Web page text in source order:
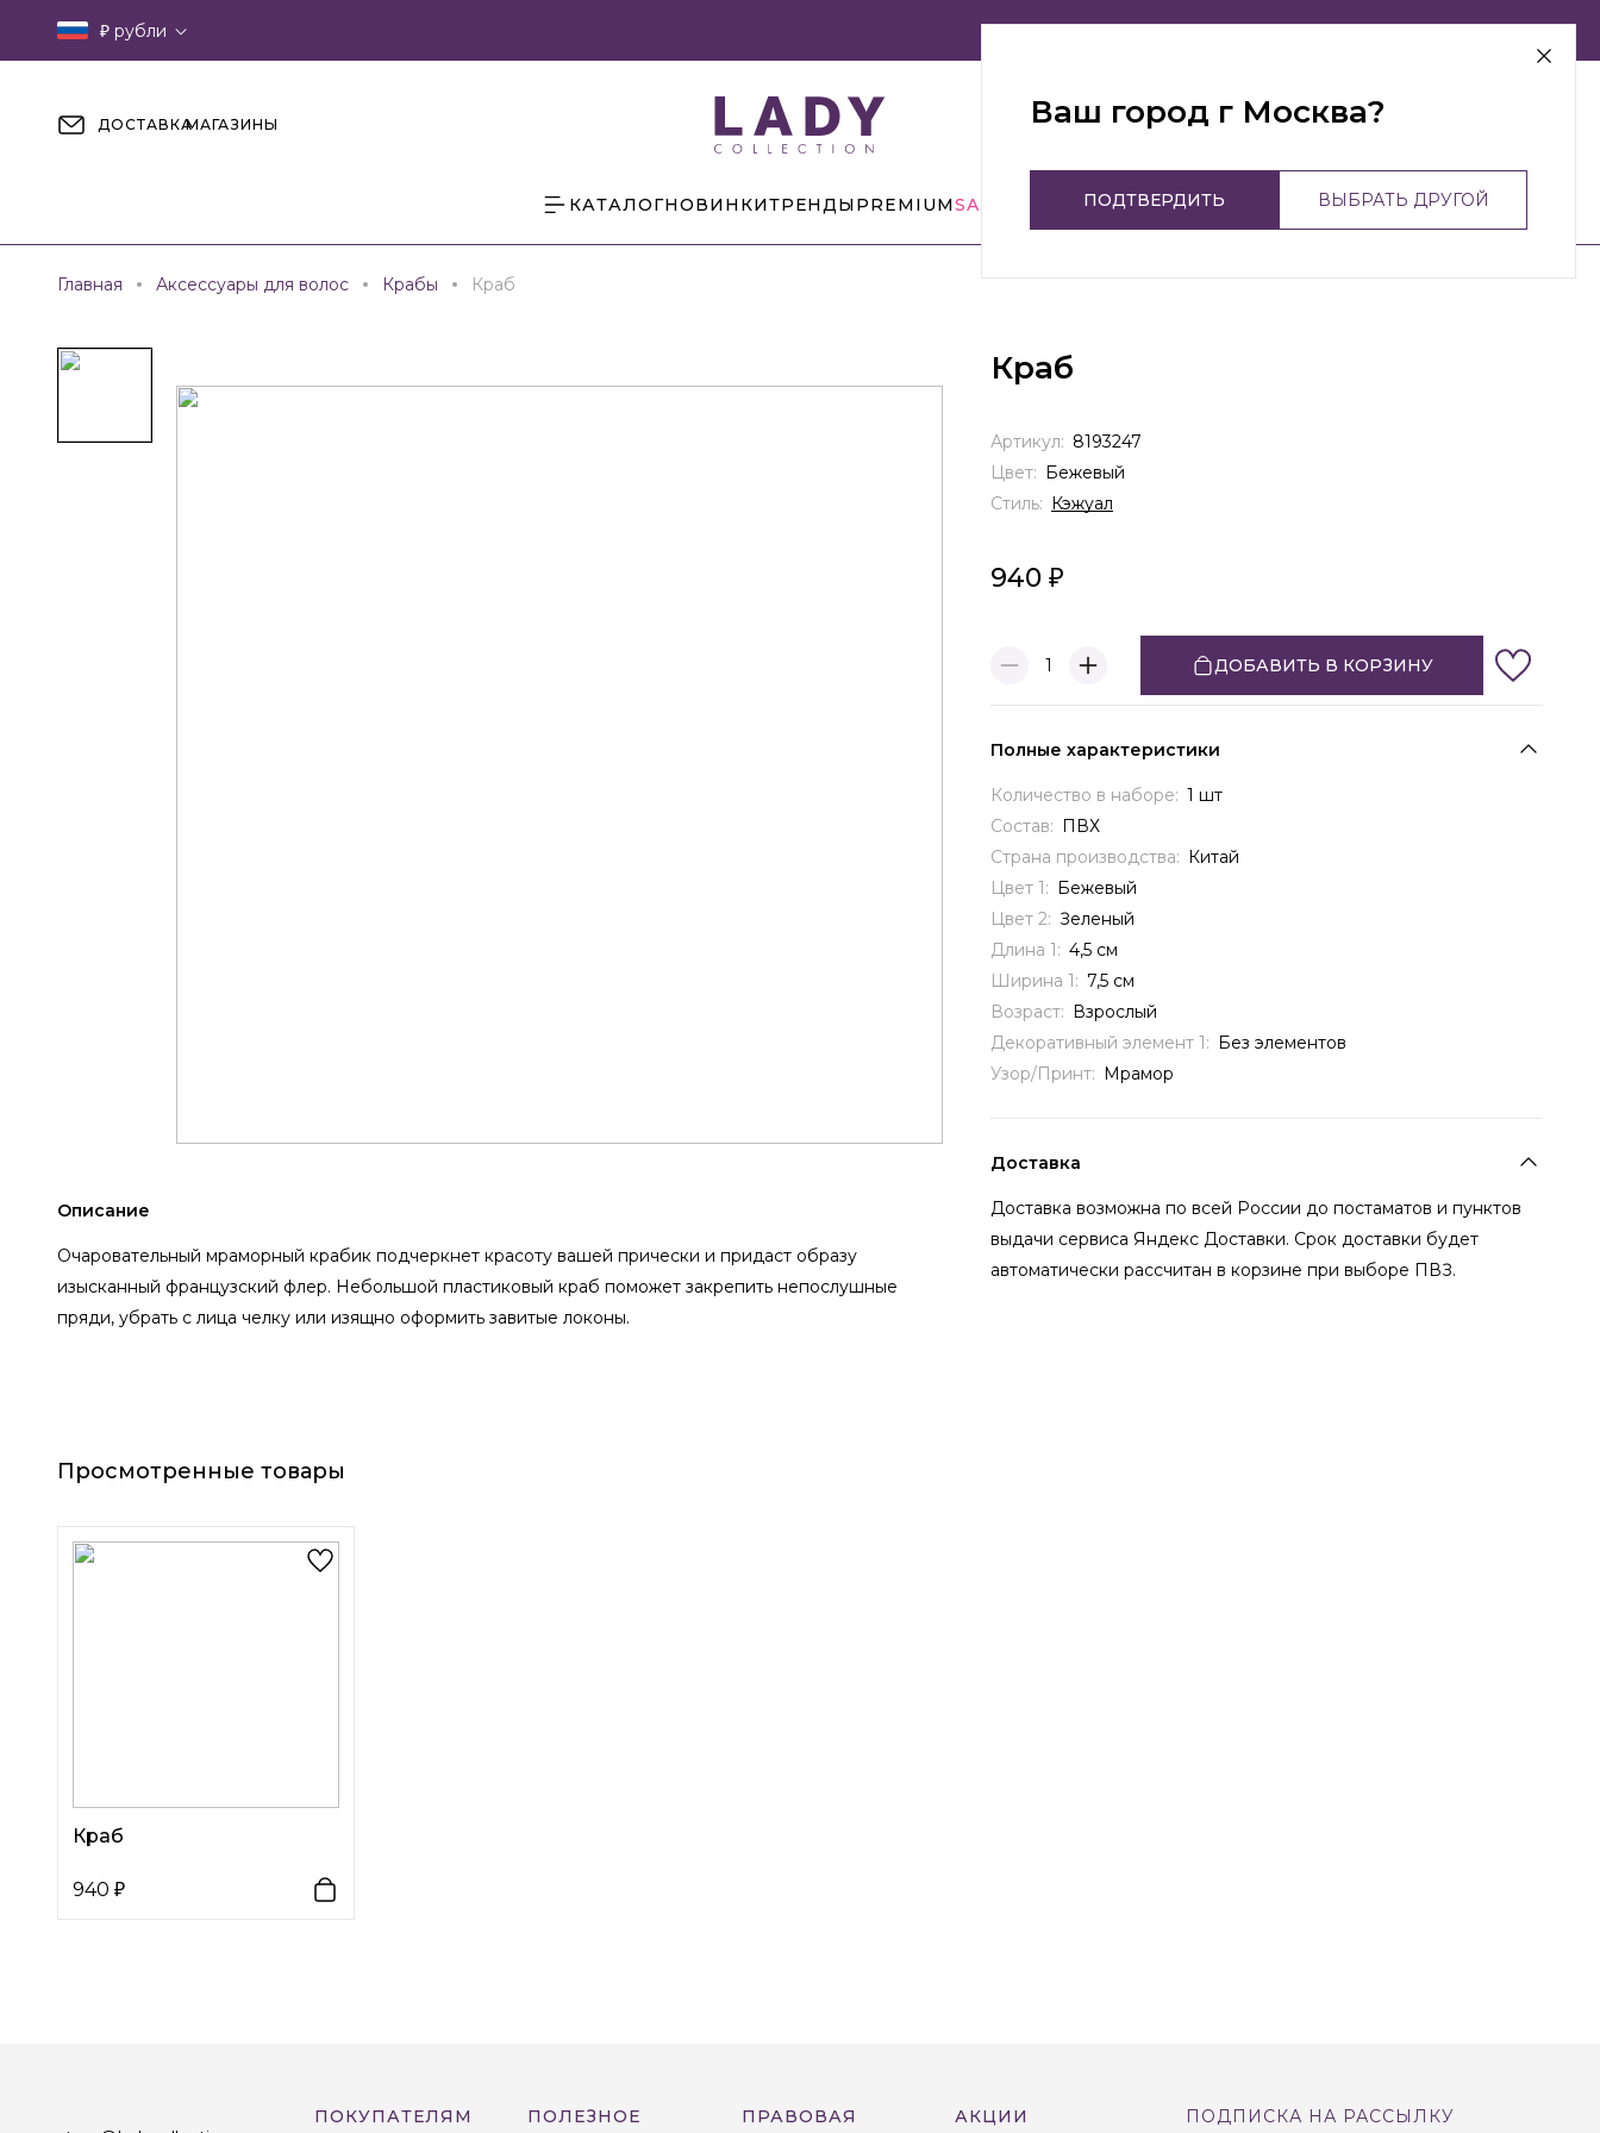
₽ рубли г Москва
ДОСТАВКАМАГАЗИНЫ
КАТАЛОГНОВИНКИТРЕНДЫ PREMIUMSALE
Главная Аксессуары для волос Крабы Краб
Описание
Очаровательный мраморный крабик подчеркнет красоту вашей прически и придаст образу
изысканный французский флер. Небольшой пластиковый краб поможет закрепить непослушные
пряди, убрать с лица челку или изящно оформить завитые локоны.
Краб
940
1 ДОБАВИТЬ В КОРЗИНУ
Артикул: 8193247
Цвет: Бежевый
Стиль: Кэжуал
Полные характеристики
Количество в наборе: 1 шт
Состав: ПВХ
Страна производства: Китай
Цвет 1: Бежевый
Цвет 2: Зеленый
Длина 1: 4,5 см
Ширина 1: 7,5 см
Возраст: Взрослый
Декоративный элемент 1: Без элементов
Узор/Принт: Мрамор
Доставка
Доставка возможна по всей России до постаматов и пунктов
выдачи сервиса Яндекс Доставки. Срок доставки будет
автоматически рассчитан в корзине при выборе ПВЗ.
Просмотренные товары
Краб
940
ПОДПИСКА НА РАССЫЛКУ
ПОКУПАТЕЛЯМ ПОЛЕЗНОЕ ПРАВОВАЯ АКЦИИ
Ваш город г Москва?
ПОДТВЕРДИТЬ ВЫБРАТЬ ДРУГОЙ